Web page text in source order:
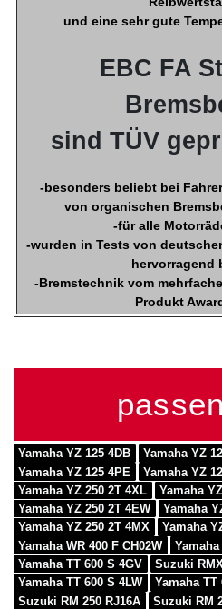
und eine sehr gute
EBC FA
sind TÜV
-besonders beliebt bei
von organischen
-für alle
-wurden in Tests von
hervorragend
-Bremstechnik vom
Produkt
Yamaha YZ 125 4DB Yamaha YZ
Yamaha YZ 125 4PE
Yamaha YZ
Yamaha YZ 250 2T 4XL
Yamaha
Yamaha YZ 250 2T 4EW
Yamaha
Yamaha YZ 250 2T 4MX
Yamaha
Yamaha WR 400 F CH02W
Yamaha
Yamaha TT 600 S 4GV
Suzuki
Yamaha TT 600 S 4LW
Yamaha TT
Suzuki RM 250 RJ16A
Suzuki RM